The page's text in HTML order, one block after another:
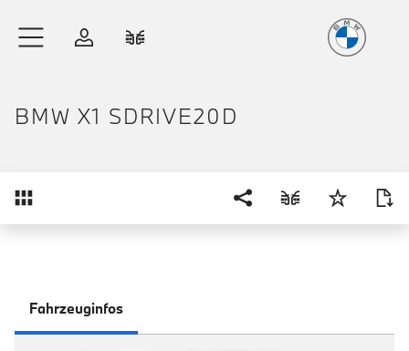
Anmelden
BMW X1 SDRIVE20D
Fahrzeuginfos